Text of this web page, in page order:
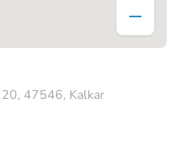
47546, Kalkar